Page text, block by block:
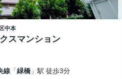
中本
スマンション
線「緑橋」駅 徒歩3分